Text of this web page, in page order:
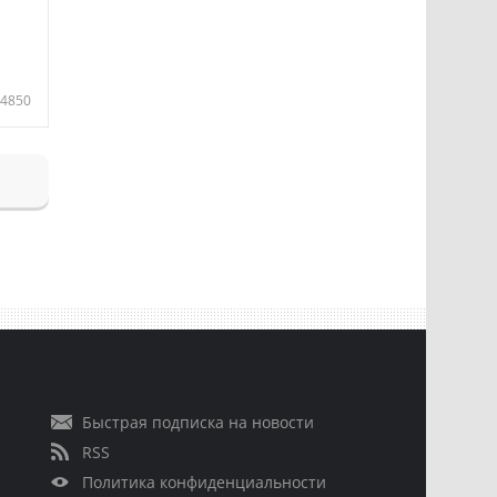
4850
Быстрая подписка на новости
RSS
Политика конфиденциальности